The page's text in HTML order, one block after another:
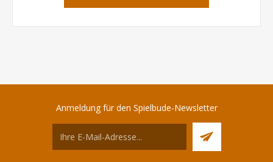
Anmeldung für den Spielbude-Newsletter